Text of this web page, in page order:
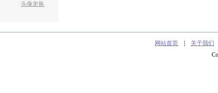
头像更换
网站首页 关于我们